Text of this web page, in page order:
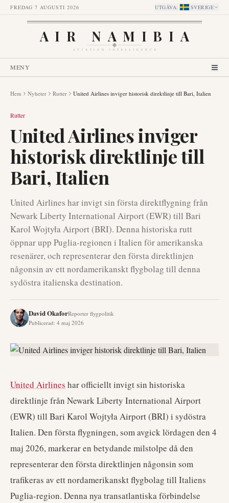
FREDAG 7 AUGUSTI 2026 UTGÅVA: SVERIGE
AIR NAMIBIA
AVIATION INTELLIGENCE
MENY
Hem Nyheter Rutter United Airlines inviger historisk direktlinje till Bari, Italien
Rutter
United Airlines inviger
historisk direktlinje till
Bari, Italien
United Airlines har invigt sin första direktflygning från
Newark Liberty International Airport (EWR) till Bari
Karol Wojtyła Airport (BRI). Denna historiska rutt
öppnar upp Puglia-regionen i Italien för amerikanska
resenärer, och representerar den första direktlinjen
någonsin av ett nordamerikanskt flygbolag till denna
sydöstra italienska destination.
David OkaforReporter flygpolitik
Publicerad: 4 maj 2026
United Airlines har officiellt invigt sin historiska
direktlinje från Newark Liberty International Airport
(EWR) till Bari Karol Wojtyła Airport (BRI) i sydöstra
Italien. Den första flygningen, som avgick lördagen den 4
maj 2026, markerar en betydande milstolpe då den
representerar den första direktlinjen någonsin som
trafikeras av ett nordamerikanskt flygbolag till Italiens
Puglia-region. Denna nya transatlantiska förbindelse